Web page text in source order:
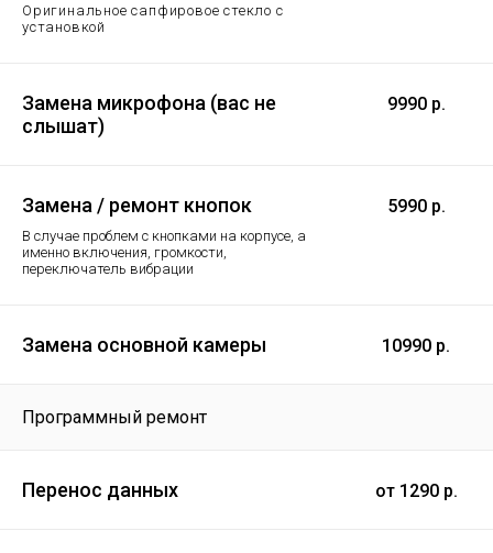
Оригинальное сапфировое стекло с
установкой
Замена микрофона (вас не
слышат)
9990 р.
Замена / ремонт кнопок
В случае проблем с кнопками на корпусе, а
именно включения, громкости,
переключатель вибрации
5990 р.
Замена основной камеры 10990 р.
Программный ремонт
Перенос данных от 1290 р.